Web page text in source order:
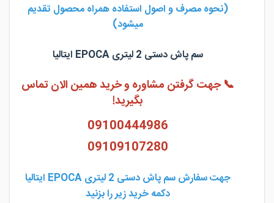
(نحوه مصرف و اصول استفاده همراه محصول تقدیم
میشود)
سم پاش دستی 2 لیتری EPOCA ایتالیا
📞 جهت گرفتن مشاوره و خرید همین الان تماس
بگیرید!
09100444986
09109107280
جهت سفارش سم پاش دستی 2 لیتری EPOCA ایتالیا
دکمه خرید زیر را بزنید